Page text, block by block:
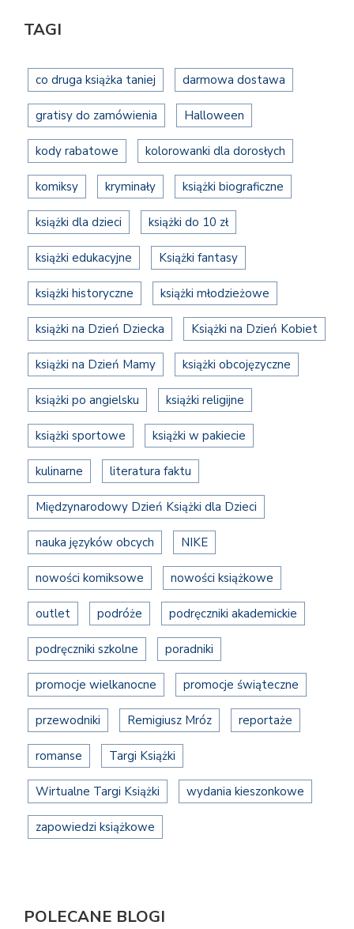
TAGI
co druga książka taniej darmowa dostawa
gratisy do zamówienia Halloween
kody rabatowe kolorowanki dla dorosłych
komiksy kryminały książki biograficzne
książki dla dzieci książki do 10 zł
książki edukacyjne Książki fantasy
książki historyczne książki młodzieżowe
książki na Dzień Dziecka Książki na Dzień Kobiet
książki na Dzień Mamy książki obcojęzyczne
książki po angielsku książki religijne
książki sportowe książki w pakiecie
kulinarne literatura faktu
Międzynarodowy Dzień Książki dla Dzieci
nauka języków obcych NIKE
nowości komiksowe nowości książkowe
outlet podróże podręczniki akademickie
podręczniki szkolne poradniki
promocje wielkanocne promocje świąteczne
przewodniki Remigiusz Mróz reportaże
romanse Targi Książki
Wirtualne Targi Książki wydania kieszonkowe
zapowiedzi książkowe
POLECANE BLOGI